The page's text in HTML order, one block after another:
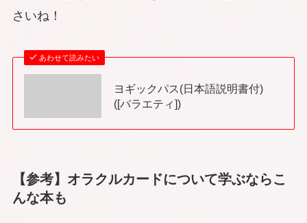
さいね！
あわせて読みたい
ヨギックパス(日本語説明書付)
([バラエティ])
【参考】オラクルカードについて学ぶならこ
んな本も